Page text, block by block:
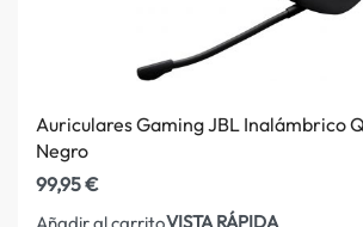
Auriculares Gaming JBL Inalámbrico
Negro
99,95€
VISTA RÁPIDA